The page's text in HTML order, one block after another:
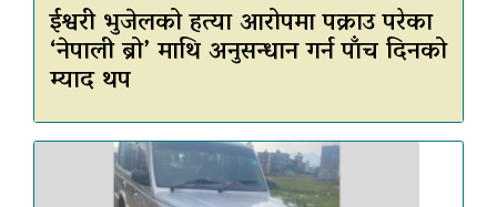
ईश्वरी भुजेलको हत्या आरोपमा पक्राउ परेका
‘नेपाली ब्रो’ माथि अनुसन्धान गर्न पाँच दिनको
म्याद थप